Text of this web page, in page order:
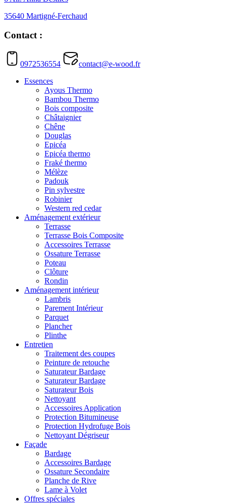
35640 Martigné-Ferchaud
Contact :
0972536554
contact@e-wood.fr
Essences
Ayous Thermo
Bambou Thermo
Bois composite
Châtaignier
Chêne
Douglas
Epicéa
Epicéa thermo
Fraké thermo
Mélèze
Padouk
Pin sylvestre
Robinier
Western red cedar
Aménagement extérieur
Terrasse
Terrasse Bois Composite
Accessoires Terrasse
Ossature Terrasse
Poteau
Clôture
Rondin
Aménagement intérieur
Lambris
Parement Intérieur
Parquet
Plancher
Plinthe
Entretien
Traitement des coupes
Peinture de retouche
Saturateur Bardage
Saturateur Bardage
Saturateur Bois
Nettoyant
Accessoires Application
Protection Bitumineuse
Protection Hydrofuge Bois
Nettoyant Dégriseur
Façade
Bardage
Accessoires Bardage
Ossature Secondaire
Planche de Rive
Lame à Volet
Offres spéciales